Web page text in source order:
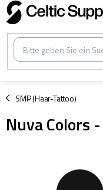
Zum
Inhalt
springen
SMP (Haar-Tattoo)
/
Nuva Colors